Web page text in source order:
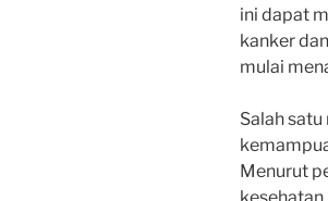
ini dapat
kanker
mulai
Salah
Menurut